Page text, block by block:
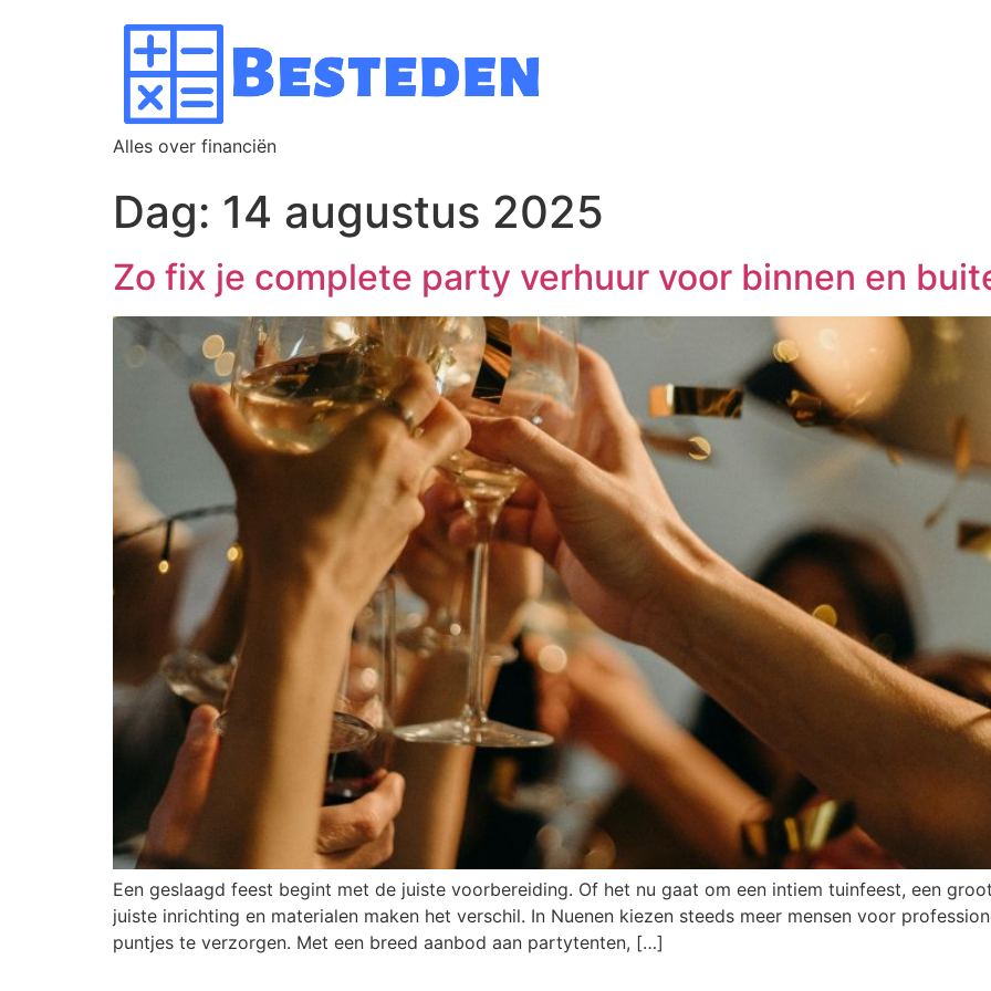
Alles over financiën
Dag: 14 augustus 2025
Zo fix je complete party verhuur voor binnen en
Een geslaagd feest begint met de juiste voorbereiding. Of het nu gaat om een intiem tuinfeest, een
juiste inrichting en materialen maken het verschil. In Nuenen kiezen steeds meer mensen voor
puntjes te verzorgen. Met een breed aanbod aan partytenten, […]